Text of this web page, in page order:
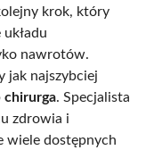
krok, który
nawrotów.
jak najszybciej
chirurga. Specjalista
zdrowia i
wiele dostępnych